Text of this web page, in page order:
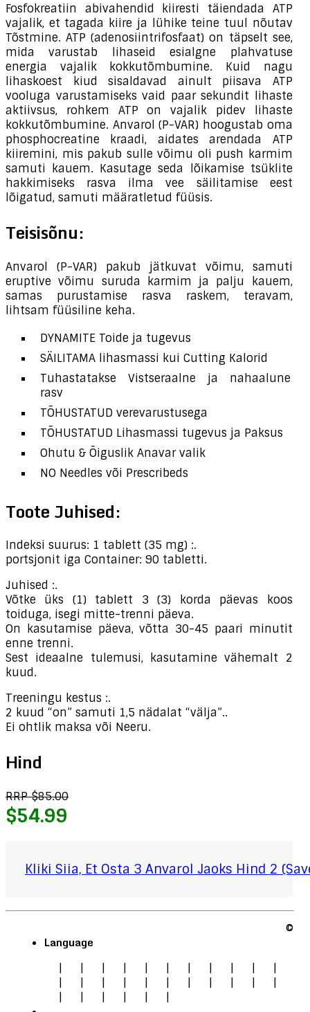
Fosfokreatiin abivahendid kiiresti täiendada ATP
vajalik, et tagada kiire ja lühike teine ​​tuul nõutav
Tõstmine. ATP (adenosiintrifosfaat) on täpselt see,
mida varustab lihaseid esialgne plahvatuse
energia vajalik kokkutõmbumine. Kuid nagu
lihaskoest kiud sisaldavad ainult piisava ATP
vooluga varustamiseks vaid paar sekundit lihaste
aktiivsus, rohkem ATP on vajalik pidev lihaste
kokkutõmbumine. Anvarol (P-VAR) hoogustab oma
phosphocreatine kraadi, aidates arendada ATP
kiiremini, mis pakub sulle võimu oli push karmim
samuti kauem. Kasutage seda lõikamise tsüklite
hakkimiseks rasva ilma vee säilitamise eest
lõigatud, samuti määratletud füüsis.
Teisisõnu:
Anvarol (P-VAR) pakub jätkuvat võimu, samuti
eruptive võimu suruda karmim ja palju kauem,
samas purustamise rasva raskem, teravam,
lihtsam füüsiline keha.
DYNAMITE Toide ja tugevus
SÄILITAMA lihasmassi kui Cutting Kalorid
Tuhastatakse Vistseraalne ja nahaalune
rasv
TÕHUSTATUD verevarustusega
TÕHUSTATUD Lihasmassi tugevus ja Paksus
Ohutu & Õiguslik Anavar valik
NO Needles või Prescribeds
Toote Juhised:
Indeksi suurus: 1 tablett (35 mg) :.
portsjonit iga Container: 90 tabletti.
Juhised :.
Võtke üks (1) tablett 3 (3) korda päevas koos
toiduga, isegi mitte-trenni päeva.
On kasutamise päeva, võtta 30-45 paari minutit
enne trenni.
Sest ideaalne tulemusi, kasutamine vähemalt 2
kuud.
Treeningu kestus :.
2 kuud “on” samuti 1,5 nädalat “välja”..
Ei ohtlik maksa või Neeru.
Hind
RRP $85.00
$54.99
Kliki Siia, Et Osta 3 Anvarol Jaoks Hind 2
Language
| | | | | | | | | |
|
|
| | | | | | | | |
|
|
| | | | |
©